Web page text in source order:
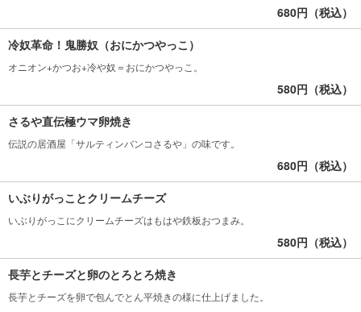
680円（税込）
冷奴革命！鬼勝奴（おにかつやっこ）
オニオン+かつお+冷や奴＝おにかつやっこ。
580円（税込）
さるや直伝極ウマ卵焼き
伝説の居酒屋「サルティンバンコさるや」の味です。
680円（税込）
いぶりがっことクリームチーズ
いぶりがっこにクリームチーズはもはや鉄板おつまみ。
580円（税込）
長芋とチーズと卵のとろとろ焼き
長芋とチーズを卵で包んでとん平焼きの様に仕上げました。